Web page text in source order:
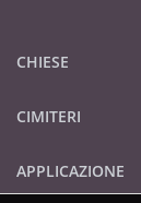
CHIESE
CIMITERI
APPLICAZIONE